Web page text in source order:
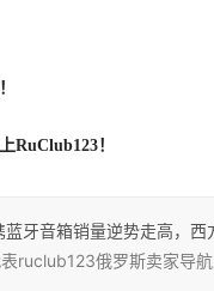
RuClub123！
蓝牙音箱销量逆势走高，
ruclub123俄罗斯卖家导